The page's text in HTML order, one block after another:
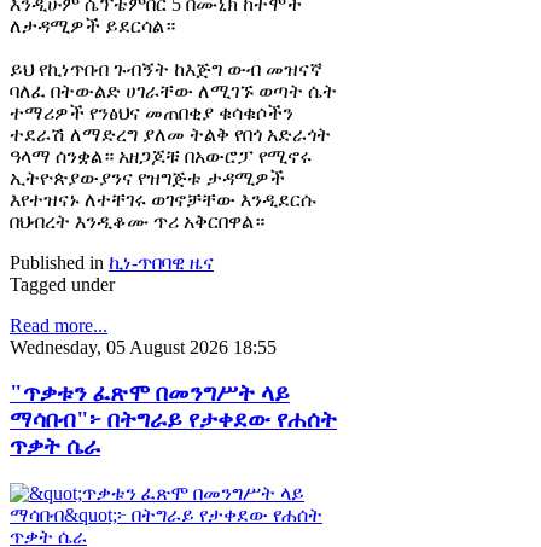
ለታዳሚዎች ይደርሳል።
ይህ የኪነጥበብ ጉብኝት ከእጅግ ውብ መዝናኛ
ባለፈ በትውልድ ሀገራቸው ለሚገኙ ወጣት ሴት
ተማሪዎች የንፅህና መጠበቂያ ቁሳቁሶችን
ተደራሽ ለማድረግ ያለመ ትልቅ የበጎ አድራጎት
ዓላማ ሰንቋል። አዘጋጆቹ በአውሮፓ የሚኖሩ
ኢትዮጵያውያንና የዝግጅቱ ታዳሚዎች
እየተዝናኑ ለተቸገሩ ወገኖቻቸው እንዲደርሱ
በህብረት እንዲቆሙ ጥሪ አቅርበዋል።
Published in ኪነ-ጥበባዊ ዜና
Tagged under
Read more...
Wednesday, 05 August 2026 18:55
"ጥቃቱን ፈጽሞ በመንግሥት ላይ
ማሳበብ"፦ በትግራይ የታቀደው የሐሰት
ጥቃት ሴራ